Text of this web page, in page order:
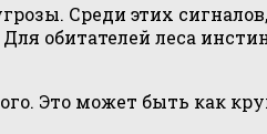
Среди этих
обитателей леса
Это может быть как